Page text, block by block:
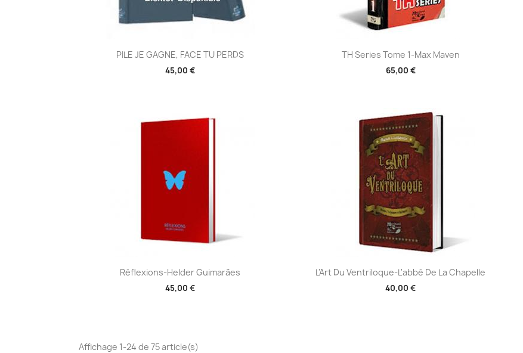
Aperçu rapide
PILE JE GAGNE, FACE TU PERDS
45,00 €
Aperçu rapide
TH Series Tome 1-Max Maven
65,00 €
Aperçu rapide
Réflexions-Helder Guimarães
45,00 €
Aperçu rapide
L'Art Du Ventriloque-L'abbé De La Chapelle
40,00 €
Affichage 1-24 de 75 article(s)